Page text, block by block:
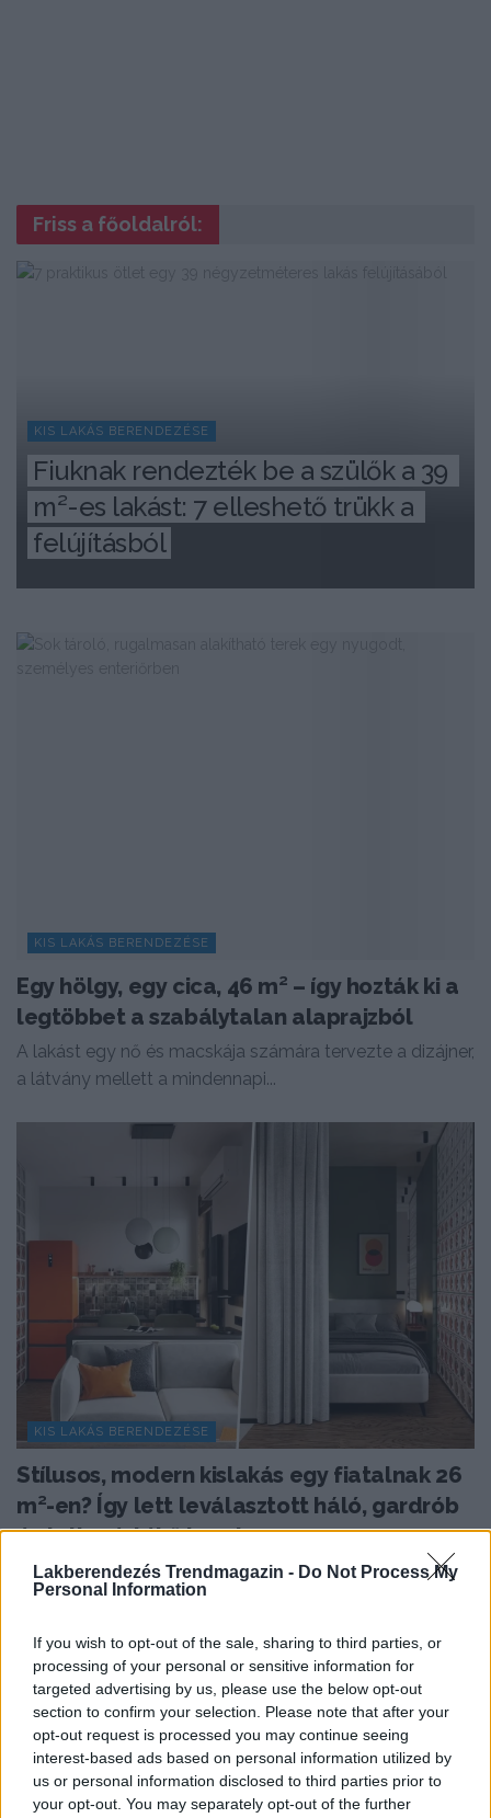
Lakberendezés Trendmagazin - Do Not Process My
Personal Information
If you wish to opt-out of the sale, sharing to third parties, or
processing of your personal or sensitive information for
targeted advertising by us, please use the below opt-out
section to confirm your selection. Please note that after your
opt-out request is processed you may continue seeing
interest-based ads based on personal information utilized by
us or personal information disclosed to third parties prior to
your opt-out. You may separately opt-out of the further
Friss a főoldalról:
KIS LAKÁS BERENDEZÉSE
Fiuknak rendezték be a szülők a 39
m²-es lakást: 7 elleshető trükk a
felújításból
KIS LAKÁS BERENDEZÉSE
Egy hölgy, egy cica, 46 m² – így hozták ki a
legtöbbet a szabálytalan alaprajzból
A lakást egy nő és macskája számára tervezte a dizájner,
a látvány mellett a mindennapi...
KIS LAKÁS BERENDEZÉSE
Stílusos, modern kislakás egy fiatalnak 26
m²-en? Így lett leválasztott háló, gardrób
és teljes értékű konyha
Mindössze 26 négyzetméteren kellett kialakítani egy
fiatal férfi számára olyan otthont, amelyben a kis
TOVÁBBIAK BETÖLTÉSE
Praktikus lakberendezési ötletek